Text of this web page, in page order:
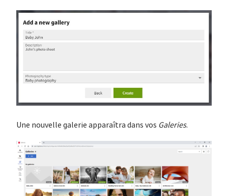
Une nouvelle galerie apparaîtra dans vos Galeries.